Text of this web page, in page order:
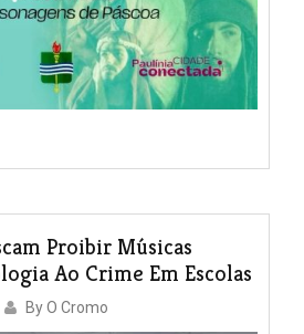
Proibir Músicas
Ao Crime Em Escolas
ByO Cromo